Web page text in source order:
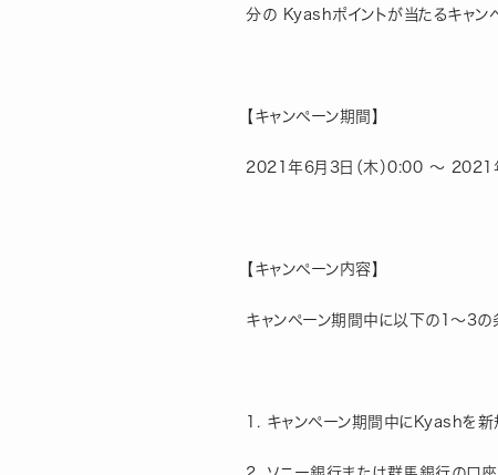
分の Kyashポイントが当たるキャン
【キャンペーン期間】
2021年6月3日（木）0:00 ～ 2021
【キャンペーン内容】
キャンペーン期間中に以下の1〜3の
1. キャンペーン期間中にKyashを